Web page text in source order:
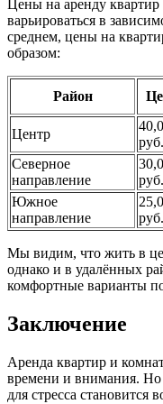
Цены на аренду
варьироваться в
среднем, цены на
образом:
Район
Центр
руб.
Северное
направление
руб.
Южное
направление
руб.
Мы видим, что жить в
однако и в удалённых
комфортные варианты
Заключение
Аренда квартир и
времени и внимания.
для стресса становится